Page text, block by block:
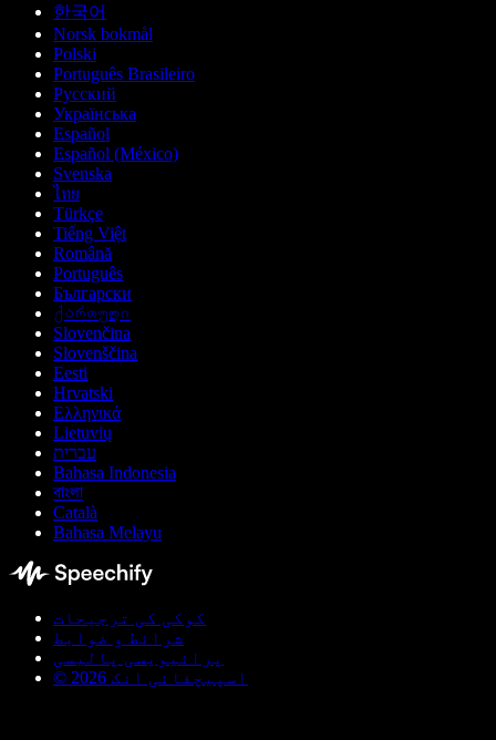
한국어
Norsk bokmål
Polski
Português Brasileiro
Русский
Українська
Español
Español (México)
Svenska
ไทย
Türkçe
Tiếng Việt
Română
Português
Български
ქართული
Slovenčina
Slovenščina
Eesti
Hrvatski
Ελληνικά
Lietuvių
עברית
Bahasa Indonesia
বাংলা
Català
Bahasa Melayu
کوکی کی ترجیحات
شرائط و ضوابط
پرائیویسی پالیسی
© اسپیچفائی انک 2026